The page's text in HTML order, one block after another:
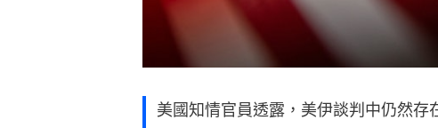
美國知情官員透露，美伊談判中仍然存